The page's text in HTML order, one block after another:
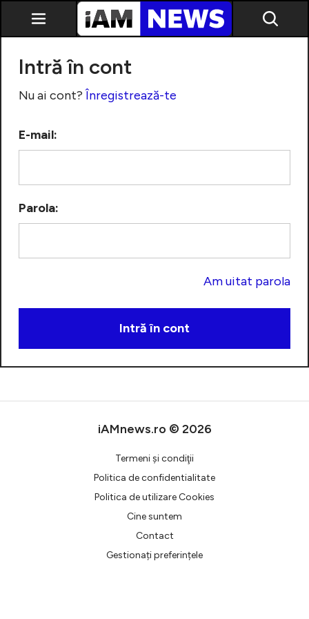
Creează cont
Intră în cont
Nu ai cont?Înregistrează-te
E-mail:
Parola:
Am uitat parola
iAMnews.ro © 2026
Termeni şi condiţii
Politica de confidentialitate
Politica de utilizare Cookies
Cine suntem
Contact
Gestionați preferințele